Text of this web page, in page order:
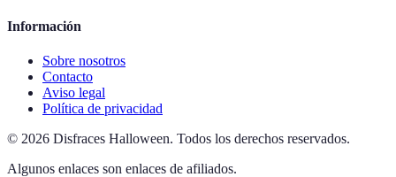
Información
Sobre nosotros
Contacto
Aviso legal
Política de privacidad
© 2026 Disfraces Halloween. Todos los derechos reservados.
Algunos enlaces son enlaces de afiliados.